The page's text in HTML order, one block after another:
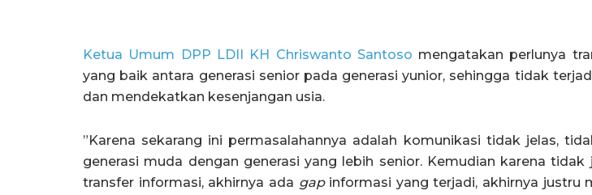
Ketua Umum DPP LDII KH Chriswanto Santoso mengatakan perlunya
yang baik antara generasi senior pada generasi yunior, sehingga tidak
dan mendekatkan kesenjangan usia.
”Karena sekarang ini permasalahannya adalah komunikasi tidak jelas,
generasi muda dengan generasi yang lebih senior. Kemudian karena tidak
transfer informasi, akhirnya ada gapinformasi yang terjadi, akhirnya justru